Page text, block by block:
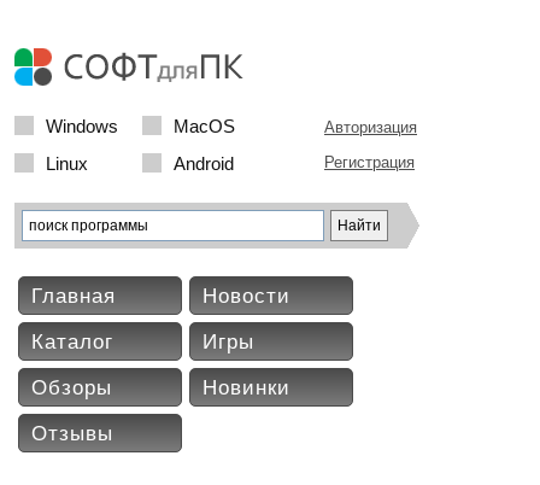
Windows
MacOS
Linux
Android
Авторизация
Регистрация
Главная
Новости
Каталог
Игры
Обзоры
Новинки
Отзывы